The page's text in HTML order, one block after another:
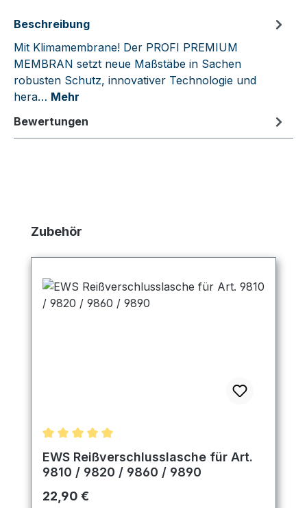
Beschreibung
Mit Klimamembrane! Der PROFI PREMIUM
MEMBRAN setzt neue Maßstäbe in Sachen
robusten Schutz, innovativer Technologie und
hera… Mehr
Bewertungen
Produktgalerie überspringen
Zubehör
Durchschnittliche Bewertung von 5 von 5 Sternen
EWS Reißverschlusslasche für Art.
9810 / 9820 / 9860 / 9890
Regulärer Preis:
22,90 €